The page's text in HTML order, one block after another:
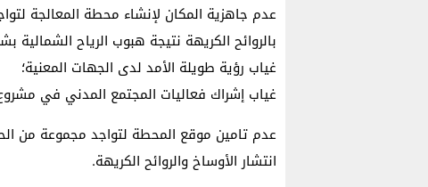
عدم جاهزية المكان لإنشاء محطة المعالجة
بالروائح الكريهة نتيجة هبوب الرياح الشمالية
غياب رؤية طويلة الأمد لدى الجهات المعنية؛
غياب إشراك فعاليات المجتمع المدني في
عدم تامين موقع المحطة لتواجد مجموعة من
انتشار الأوساخ والروائح الكريهة.